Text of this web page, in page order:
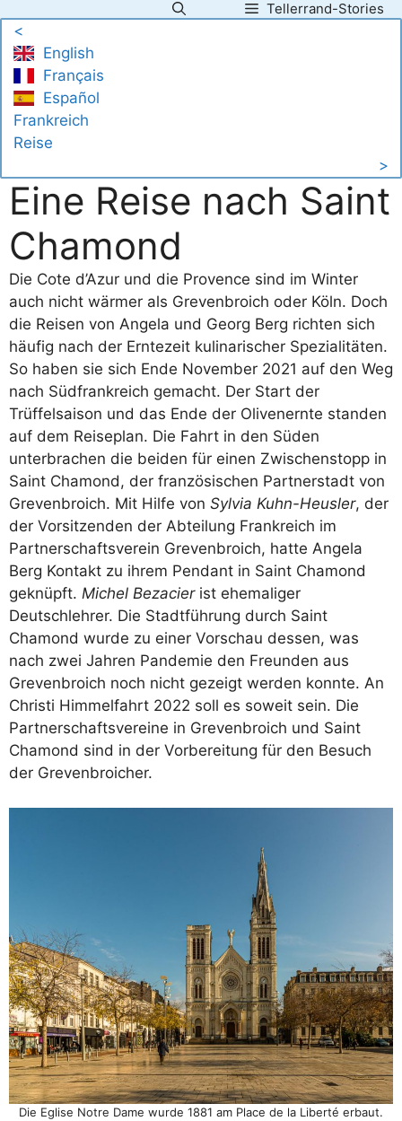
Inhalt
springen
Tellerrand-Stories
<
English
Français
Español
Frankreich
Reise
>
Eine Reise nach Saint
Chamond
Die Cote d’Azur und die Provence sind im Winter
auch nicht wärmer als Grevenbroich oder Köln. Doch
die Reisen von Angela und Georg Berg richten sich
häufig nach der Erntezeit kulinarischer Spezialitäten.
So haben sie sich Ende November 2021 auf den Weg
nach Südfrankreich gemacht. Der Start der
Trüffelsaison und das Ende der Olivenernte standen
auf dem Reiseplan. Die Fahrt in den Süden
unterbrachen die beiden für einen Zwischenstopp in
Saint Chamond, der französischen Partnerstadt von
Grevenbroich. Mit Hilfe von Sylvia Kuhn-Heusler, der
der Vorsitzenden der Abteilung Frankreich im
Partnerschaftsverein Grevenbroich, hatte Angela
Berg Kontakt zu ihrem Pendant in Saint Chamond
geknüpft. Michel Bezacierist ehemaliger
Deutschlehrer. Die Stadtführung durch Saint
Chamond wurde zu einer Vorschau dessen, was
nach zwei Jahren Pandemie den Freunden aus
Grevenbroich noch nicht gezeigt werden konnte. An
Christi Himmelfahrt 2022 soll es soweit sein. Die
Partnerschaftsvereine in Grevenbroich und Saint
Chamond sind in der Vorbereitung für den Besuch
der Grevenbroicher.
Die Eglise Notre Dame wurde 1881 am Place de la Liberté erbaut.